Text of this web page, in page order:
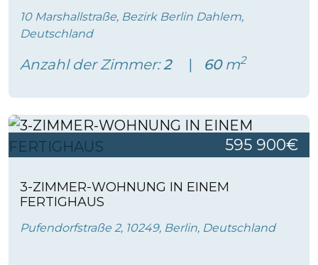
10 Marshallstraße, Bezirk Berlin Dahlem,
Deutschland
Anzahl der Zimmer:2 60m2
595 900€
3-ZIMMER-WOHNUNG IN EINEM
FERTIGHAUS
Pufendorfstraße 2, 10249, Berlin, Deutschland